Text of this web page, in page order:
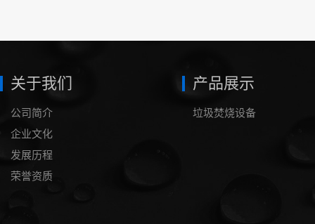
关于我们
公司简介
企业文化
发展历程
荣誉资质
产品展示
垃圾焚烧设备